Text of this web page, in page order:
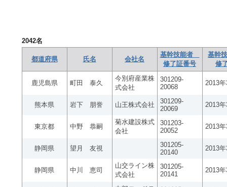
2042名
都道府県 氏名 会社名
基幹技能者
修了証番号
基幹
修
鹿児島県 町田 泰久
今別府産業株
式会社
301209-
20068
2013
熊本県 岩下 朋誉 山王株式会社
301209-
20069
2013
東京都 中野 恭嗣
菊水建設株式
会社
301203-
20052
2013
静岡県 望月 友視
301205-
20140
2013
静岡県 中川 恵司
山交ライン株
式会社
301205-
20141
2013